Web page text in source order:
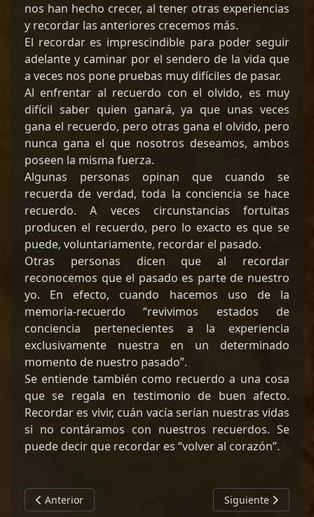
nos han hecho crecer, al tener otras experiencias
y recordar las anteriores crecemos más.
El recordar es imprescindible para poder seguir
adelante y caminar por el sendero de la vida que
a veces nos pone pruebas muy difíciles de pasar.
Al enfrentar al recuerdo con el olvido, es muy
difícil saber quien ganará, ya que unas veces
gana el recuerdo, pero otras gana el olvido, pero
nunca gana el que nosotros deseamos, ambos
poseen la misma fuerza.
Algunas personas opinan que cuando se
recuerda de verdad, toda la conciencia se hace
recuerdo. A veces circunstancias fortuitas
producen el recuerdo, pero lo exacto es que se
puede, voluntariamente, recordar el pasado.
Otras personas dicen que al recordar
reconocemos que el pasado es parte de nuestro
yo. En efecto, cuando hacemos uso de la
memoria-recuerdo “revivimos estados de
conciencia pertenecientes a la experiencia
exclusivamente nuestra en un determinado
momento de nuestro pasado”.
Se entiende también como recuerdo a una cosa
que se regala en testimonio de buen afecto.
Recordar es vivir, cuán vacía serían nuestras vidas
si no contáramos con nuestros recuerdos. Se
puede decir que recordar es “volver al corazón”.
Artículo anterior: CIENCIA COVID: ¿QUÉ TAN MALO ES MI
Anterior Artículo siguiente:
Siguiente